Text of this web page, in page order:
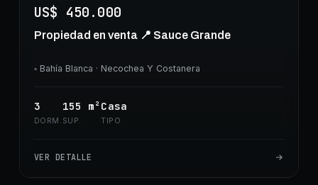
US$ 450.000
Propiedad en venta 📍 Sauce Grande
◦ Bahía Blanca · Necochea Y Costanera
3
DORM.
155 m²
SUP.
Casa
TIPO
VER DETALLE